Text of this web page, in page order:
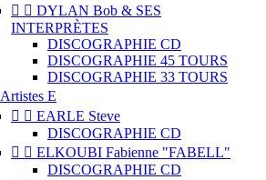
  DYLAN Bob & SES
INTERPRÈTES
DISCOGRAPHIE CD
DISCOGRAPHIE 45 TOURS
DISCOGRAPHIE 33 TOURS
Artistes E
  EARLE Steve
DISCOGRAPHIE CD
  ELKOUBI Fabienne "FABELL"
DISCOGRAPHIE CD